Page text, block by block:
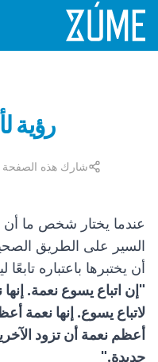
رؤية
شارك هذه الصفحة
عندما يختار شخص ما
السير على الطريق
أن يختبرها باعتباره
"إن اتباع يسوع نعمة.
لاتباع يسوع. إنها نعمة
أعظم نعمة أن تزود
جديدة."